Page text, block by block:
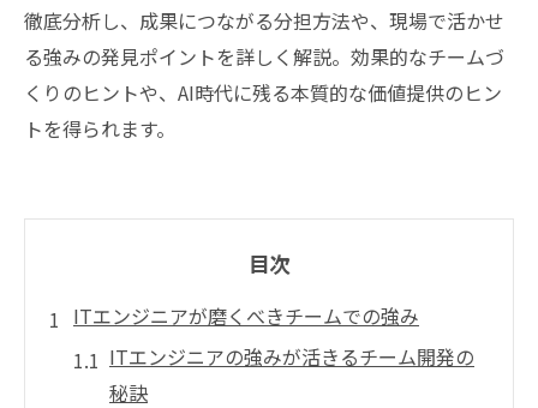
徹底分析し、成果につながる分担方法や、現場で活かせ
る強みの発見ポイントを詳しく解説。効果的なチームづ
くりのヒントや、AI時代に残る本質的な価値提供のヒン
トを得られます。
目次
ITエンジニアが磨くべきチームでの強み
ITエンジニアの強みが活きるチーム開発の
秘訣